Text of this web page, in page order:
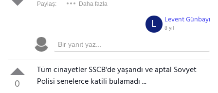
Paylaş: Daha fazla
Levent Günbayı
8 yıl
L
0
Tüm cinayetler SSCB'de yaşandı ve aptal Sovyet
Polisi senelerce katili bulamadı ...